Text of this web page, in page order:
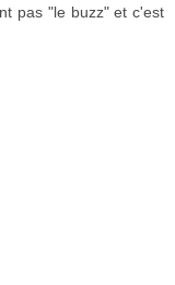
pas "le buzz" et c'est